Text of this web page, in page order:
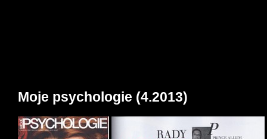
Moje psychologie (4.2013)